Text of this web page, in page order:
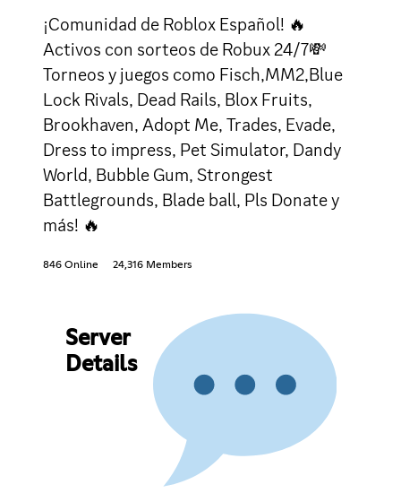
¡Comunidad de Roblox Español! 🔥
Activos con sorteos de Robux 24/7💸
Torneos y juegos como Fisch,MM2,Blue
Lock Rivals, Dead Rails, Blox Fruits,
Brookhaven, Adopt Me, Trades, Evade,
Dress to impress, Pet Simulator, Dandy
World, Bubble Gum, Strongest
Battlegrounds, Blade ball, Pls Donate y
más! 🔥
846 Online 24,316 Members
Server
Details